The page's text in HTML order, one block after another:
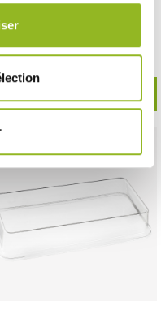
:VF42056
mm
€ Le cartonSoit 0.18 €l'unité